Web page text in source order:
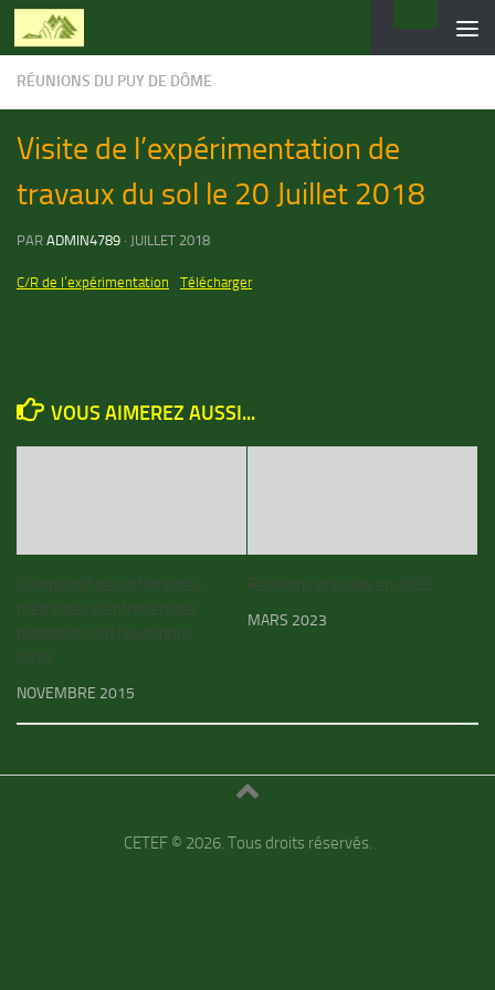
Skip to content
RÉUNIONS DU PUY DE DÔME
Visite de l’expérimentation de
travaux du sol le 20 Juillet 2018
PAR ADMIN4789 · JUILLET 2018
C/R de l’expérimentation Télécharger
VOUS AIMEREZ AUSSI...
Comparatif des différentes
méthodes d’entretien des
plantations en Novembre
2015
NOVEMBRE 2015
Réunions prévues en 2023
MARS 2023
CETEF © 2026. Tous droits réservés.